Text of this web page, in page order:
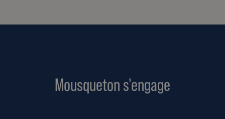
Mousqueton s'engage